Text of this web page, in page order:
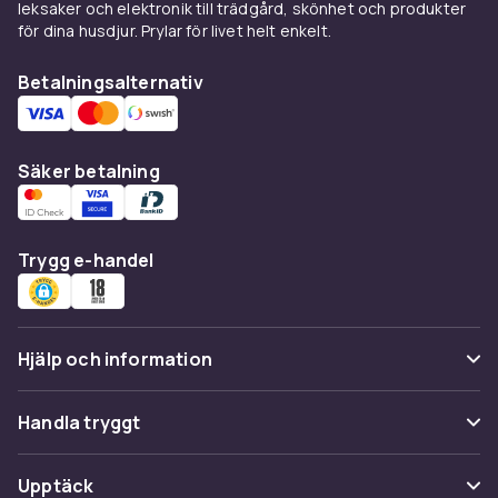
leksaker och elektronik till trädgård, skönhet och produkter
för dina husdjur. Prylar för livet helt enkelt.
Betalningsalternativ
Säker betalning
Trygg e-handel
Hjälp och information
Vanliga frågor
Spåra paket
Handla tryggt
Betalning
Upptäck